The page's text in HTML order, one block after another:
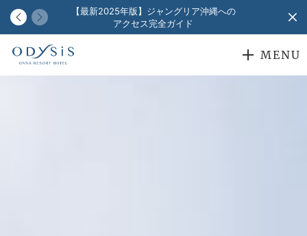
室見学」受付
【最新2025年版】ジャングリア沖縄への
アクセス完全ガイド
MENU